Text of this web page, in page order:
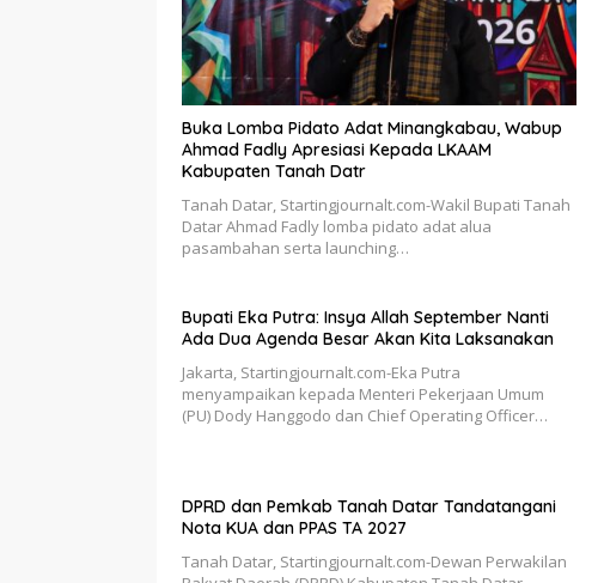
Buka Lomba Pidato Adat Minangkabau, Wabup
Ahmad Fadly Apresiasi Kepada LKAAM
Kabupaten Tanah Datr
Tanah Datar, Startingjournalt.com-Wakil Bupati Tanah
Datar Ahmad Fadly lomba pidato adat alua
pasambahan serta launching…
Bupati Eka Putra: Insya Allah September Nanti
Ada Dua Agenda Besar Akan Kita Laksanakan
Jakarta, Startingjournalt.com-Eka Putra
menyampaikan kepada Menteri Pekerjaan Umum
(PU) Dody Hanggodo dan Chief Operating Officer…
DPRD dan Pemkab Tanah Datar Tandatangani
Nota KUA dan PPAS TA 2027
Tanah Datar, Startingjournalt.com-Dewan Perwakilan